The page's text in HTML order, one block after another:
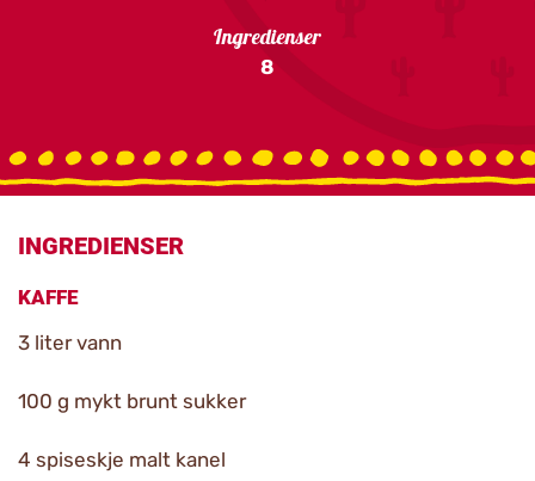
Ingredienser
8
INGREDIENSER
KAFFE
3 liter vann
100 g mykt brunt sukker
4 spiseskje malt kanel